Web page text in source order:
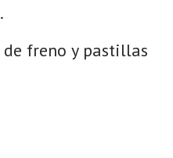
de freno y pastillas